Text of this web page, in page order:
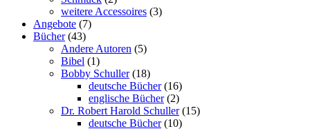
weitere Accessoires (3)
Angebote (7)
Bücher (43)
Andere Autoren (5)
Bibel (1)
Bobby Schuller (18)
deutsche Bücher (16)
englische Bücher (2)
Dr. Robert Harold Schuller (15)
deutsche Bücher (10)